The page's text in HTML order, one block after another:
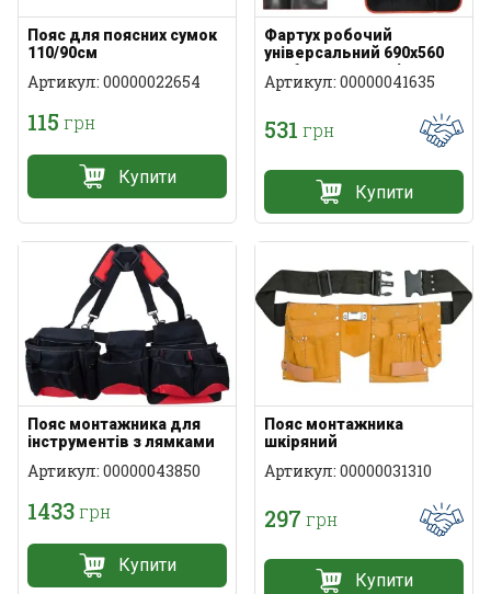
Пояс для поясних сумок
110/90см
Артикул: 00000022654
115 грн
Купити
Фартух робочий
універсальний 690x560
мм 6 кишень поліестер
Артикул: 00000041635
531 грн
Купити
Пояс монтажника для
інструментів з лямками
Артикул: 00000043850
1433грн
Купити
Пояс монтажника
шкіряний
Артикул: 00000031310
297 грн
Купити